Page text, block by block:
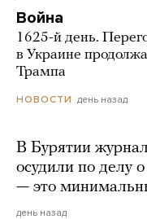
Война
1625-й день.
в Украине
Трампа
НОВОСТИ день назад
В Бурятии
осудили по делу
— это
день назад